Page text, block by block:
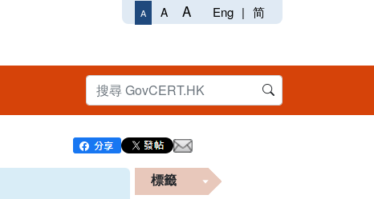
A A A Eng | 简
標籤